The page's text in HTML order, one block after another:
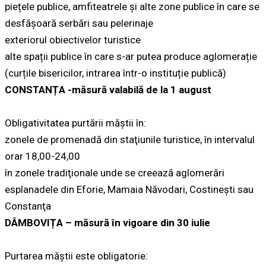
piețele publice, amfiteatrele și alte zone publice în care se
desfășoară serbări sau pelerinaje
exteriorul obiectivelor turistice
alte spații publice în care s-ar putea produce aglomerație
(curțile bisericilor, intrarea într-o instituție publică)
CONSTANȚA -măsură valabilă de la 1 august
Obligativitatea purtării măştii în:
zonele de promenadă din staţiunile turistice, în intervalul
orar 18,00-24,00
în zonele tradiţionale unde se creează aglomerări
esplanadele din Eforie, Mamaia Năvodari, Costineşti sau
Constanţa
DÂMBOVIȚA – măsură în vigoare din 30 iulie
Purtarea măştii este obligatorie: